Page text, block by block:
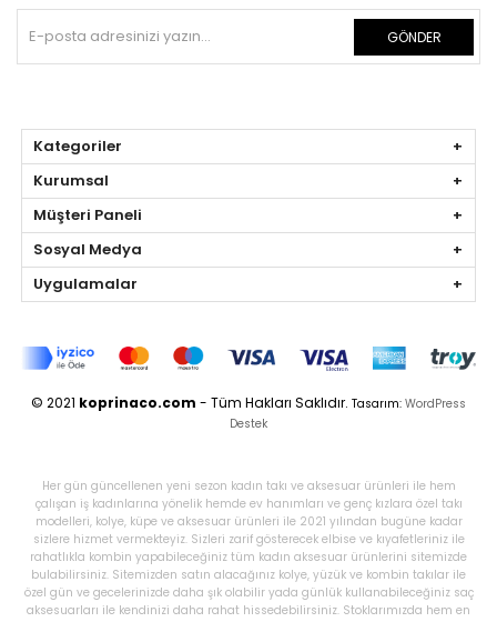
GÖNDER
Kategoriler
Kurumsal
Müşteri Paneli
Sosyal Medya
Uygulamalar
© 2021 koprinaco.com - Tüm Hakları Saklıdır. Tasarım: WordPress
Destek
Her gün güncellenen yeni sezon kadın takı ve aksesuar ürünleri ile hem
çalışan iş kadınlarına yönelik hemde ev hanımları ve genç kızlara özel takı
modelleri, kolye, küpe ve aksesuar ürünleri ile 2021 yılından bugüne kadar
sizlere hizmet vermekteyiz. Sizleri zarif gösterecek elbise ve kıyafetleriniz ile
rahatlıkla kombin yapabileceğiniz tüm kadın aksesuar ürünlerini sitemizde
bulabilirsiniz. Sitemizden satın alacağınız kolye, yüzük ve kombin takılar ile
özel gün ve gecelerinizde daha şık olabilir yada günlük kullanabileceğiniz saç
aksesuarları ile kendinizi daha rahat hissedebilirsiniz. Stoklarımızda hem en